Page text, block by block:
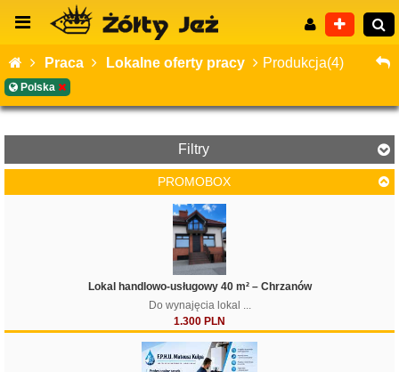
Wyszukiwanie zaawansowane
Praca Lokalne oferty pracy Produkcja(4)
Polska
Filtry
Filtruj
PROMOBOX
Lokal handlowo-usługowy 40 m² – Chrzanów
Do wynajęcia lokal ...
1.300 PLN